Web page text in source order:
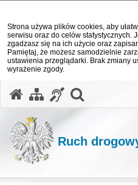
Strona używa plików cookies, aby
serwisu oraz do celów statystycznych.
zgadzasz się na ich użycie oraz
Pamiętaj, że możesz samodzielnie
ustawienia przeglądarki. Brak zmiany
wyrażenie zgody.
Ruch